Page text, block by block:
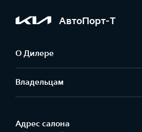
АвтоПорт-Т
О Дилере
Владельцам
Адрес салонa